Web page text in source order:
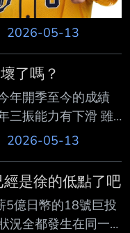
2026-05-13
了嗎？
年開季至今的成績
三振能力有下滑 雖
容易送出保送與被
去年173局挨14轟
這進度今年可能要被
尾段的田中將大 山
2026-05-13
是徐的低點了吧
5億日幣的18號巨投
況全都發生在同一